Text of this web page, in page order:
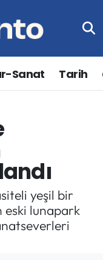
Sanat Tarih
yeşil bir
eski lunapark